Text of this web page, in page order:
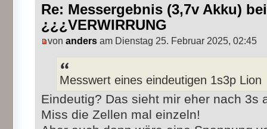
Re: Messergebnis (3,7v Akku)
¿¿¿VERWIRRUNG
von anders am Dienstag 25. Februar 2025, 02:45
Messwert eines eindeutigen 1s3p Lion
Eindeutig? Das sieht mir eher nach 3s
Miss die Zellen mal einzeln!